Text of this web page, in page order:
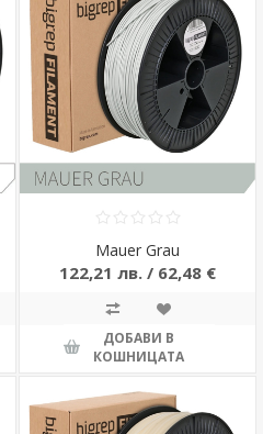
Mauer Grau
122,21 лв. / 62,48 €
ДОБАВИ В
КОШНИЦАТА